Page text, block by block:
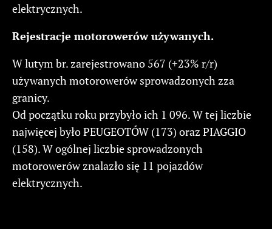
elektrycznych.
Rejestracje motorowerów używanych.
W lutym br. zarejestrowano 567 (+23% r/r)
używanych motorowerów sprowadzonych zza
granicy.
Od początku roku przybyło ich 1 096. W tej liczbie
najwięcej było PEUGEOTÓW (173) oraz PIAGGIO
(158). W ogólnej liczbie sprowadzonych
motorowerów znalazło się 11 pojazdów
elektrycznych.